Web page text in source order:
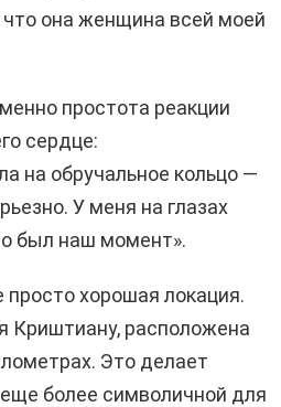
она женщина всей моей
простота реакции
сердце:
на обручальное кольцо —
У меня на глазах
был наш момент».
хорошая локация.
Криштиану, расположена
Это делает
более символичной для